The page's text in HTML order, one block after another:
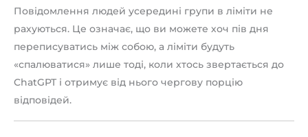
Повідомлення людей усередині групи в ліміти не
рахуються. Це означає, що ви можете хоч пів дня
переписуватись між собою, а ліміти будуть
«спалюватися» лише тоді, коли хтось звертається до
ChatGPT і отримує від нього чергову порцію
відповідей.